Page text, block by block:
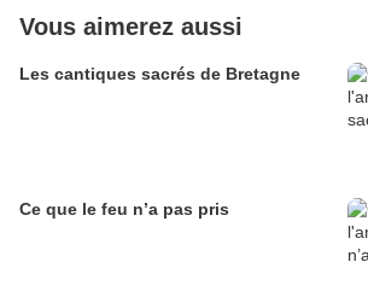
Vous aimerez aussi
Les cantiques sacrés de Bretagne
Ce que le feu n’a pas pris